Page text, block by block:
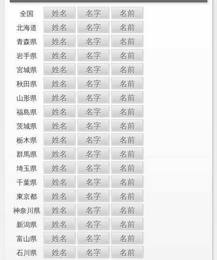
全国 姓名 名字 名前
北海道 姓名 名字 名前
青森県 姓名 名字 名前
岩手県 姓名 名字 名前
宮城県 姓名 名字 名前
秋田県 姓名 名字 名前
山形県 姓名 名字 名前
福島県 姓名 名字 名前
茨城県 姓名 名字 名前
栃木県 姓名 名字 名前
群馬県 姓名 名字 名前
埼玉県 姓名 名字 名前
千葉県 姓名 名字 名前
東京都 姓名 名字 名前
神奈川県 姓名 名字 名前
新潟県 姓名 名字 名前
富山県 姓名 名字 名前
石川県 姓名 名字 名前